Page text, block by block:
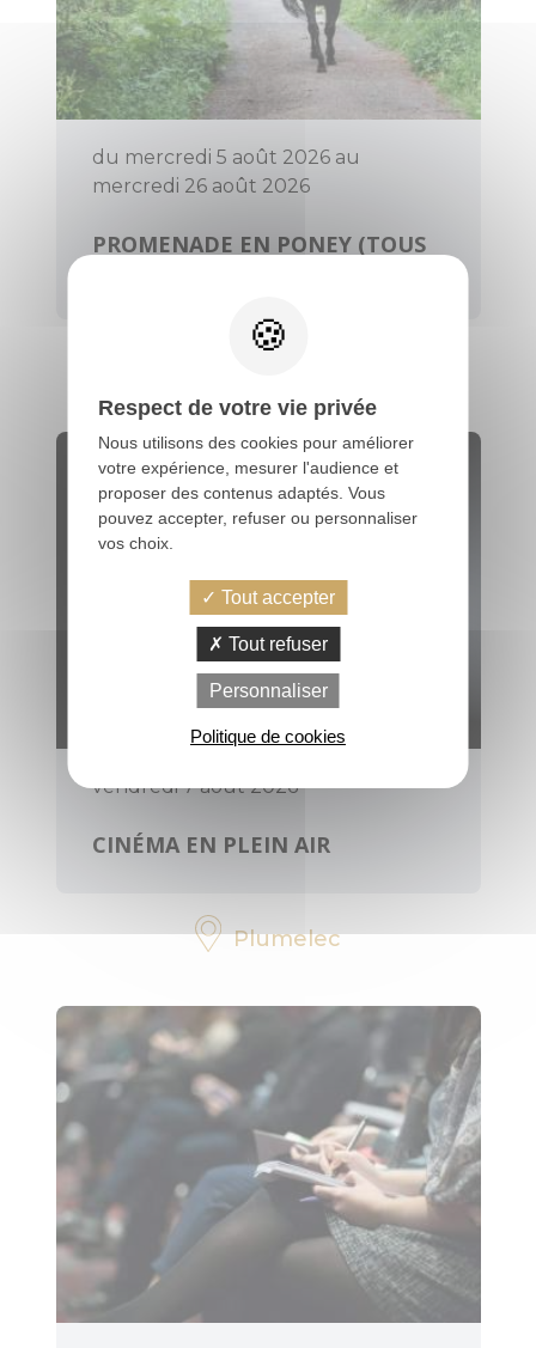
horaires
Voyage éco-
responsable
Accès et
transports
Organiser un
événement
du mercredi 5 août 2026 au
mercredi 26 août 2026
PROMENADE EN PONEY (TOUS
vendredi 7 août 2026
CINÉMA EN PLEIN AIR
Plumelec
Respect de votre vie privée
Nous utilisons des cookies pour améliorer
votre expérience, mesurer l'audience et
proposer des contenus adaptés. Vous
pouvez accepter, refuser ou personnaliser
vos choix.
Tout accepter
Tout refuser
Personnaliser
Politique de cookies